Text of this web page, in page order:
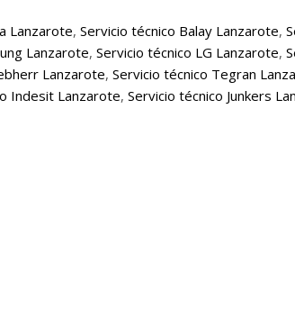
Lanzarote, Servicio técnico Balay Lanzarote,
Lanzarote, Servicio técnico LG Lanzarote,
Lanzarote, Servicio técnico Tegran
Indesit Lanzarote, Servicio técnico Junkers